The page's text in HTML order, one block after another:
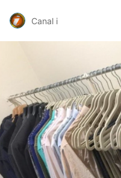
Canal i